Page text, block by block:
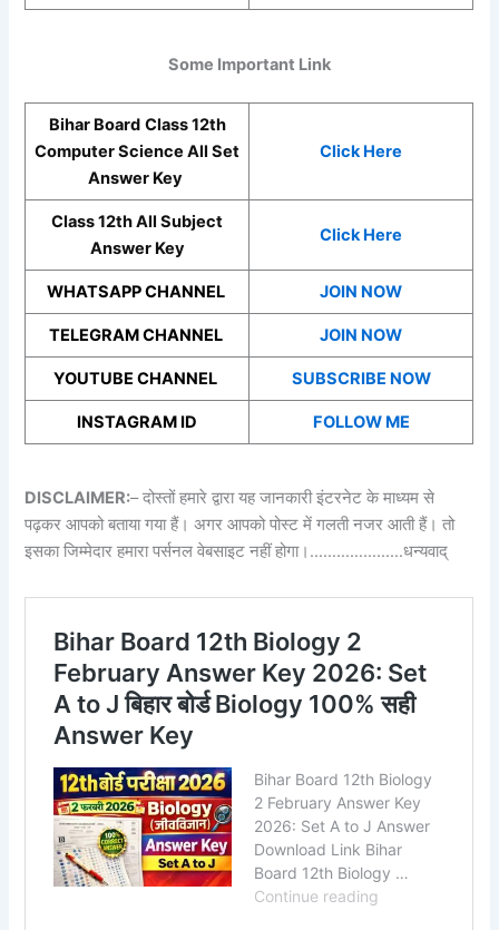
Some Important Link
Bihar Board Class 12th
Computer Science All Set
Answer Key
Click Here
Class 12th All Subject
Answer Key
Click Here
WHATSAPP CHANNEL JOIN NOW
TELEGRAM CHANNEL JOIN NOW
YOUTUBE CHANNEL SUBSCRIBE NOW
INSTAGRAM ID FOLLOW ME
DISCLAIMER:– दोस्तों हमारे द्वारा यह जानकारी इंटरनेट के माध्यम से
पढ़कर आपको बताया गया हैं। अगर आपको पोस्ट में गलती नजर आती हैं। तो
इसका जिम्मेदार हमारा पर्सनल वेबसाइट नहीं होगा।…………………धन्यवाद्